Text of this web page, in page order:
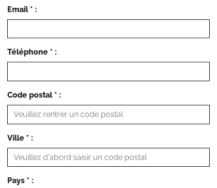
Email * :
Téléphone * :
Code postal * :
Ville * :
Pays * :